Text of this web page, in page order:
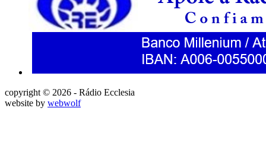
copyright © 2026 - Rádio Ecclesia
website by webwolf